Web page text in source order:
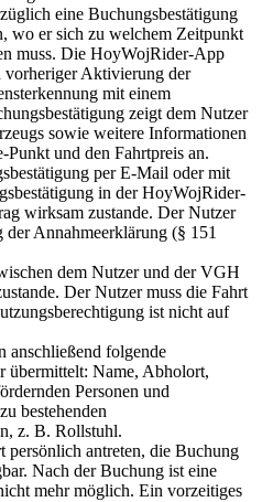
eine Buchungsbestätigung
wo er sich zu welchem Zeitpunkt
muss. Die HoyWojRider-App
vorheriger Aktivierung der
mit einem
zeigt dem Nutzer
sowie weitere Informationen
und den Fahrtpreis an.
per E-Mail oder mit
in der HoyWojRider-
wirksam zustande. Der Nutzer
Annahmeerklärung (§ 151
dem Nutzer und der VGH
Der Nutzer muss die Fahrt
ist nicht auf
anschließend folgende
übermittelt: Name, Abholort,
Personen und
bestehenden
z. B. Rollstuhl.
persönlich antreten, die Buchung
Nach der Buchung ist eine
mehr möglich. Ein vorzeitiges